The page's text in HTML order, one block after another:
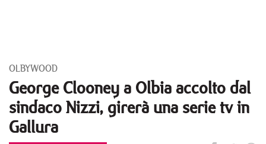
OLBYWOOD
George Clooney a Olbia accolto dal
sindaco Nizzi, girerà una serie tv in
Gallura